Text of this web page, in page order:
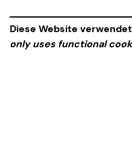
Diese Website
only uses functional